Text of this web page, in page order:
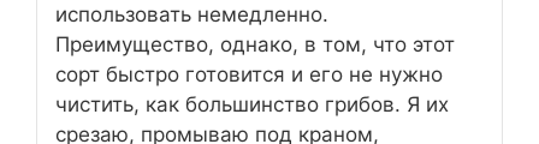
использовать немедленно.
Преимущество, однако, в том, что этот
сорт быстро готовится и его не нужно
чистить, как большинство грибов. Я их
срезаю, промываю под краном,